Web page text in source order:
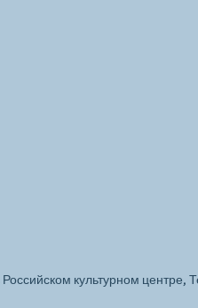
культурном центре,